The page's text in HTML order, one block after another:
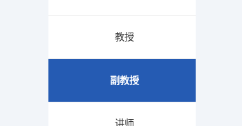
教授
副教授
讲师